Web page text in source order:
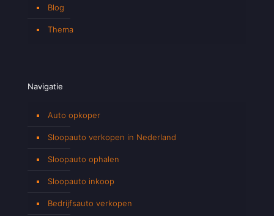
Blog
Thema
Navigatie
Auto opkoper
Sloopauto verkopen in Nederland
Sloopauto ophalen
Sloopauto inkoop
Bedrijfsauto verkopen